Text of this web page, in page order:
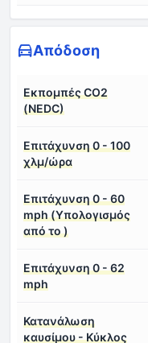
Απόδοση
Εκπομπές CO2
(NEDC)
Επιτάχυνση 0 - 100
χλμ/ώρα
Επιτάχυνση 0 - 60
mph (Υπολογισμός
από το )
Επιτάχυνση 0 - 62
mph
Κατανάλωση
καυσίμου - Κύκλος